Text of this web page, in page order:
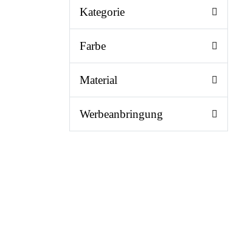
Kategorie
Farbe
Material
Werbeanbringung